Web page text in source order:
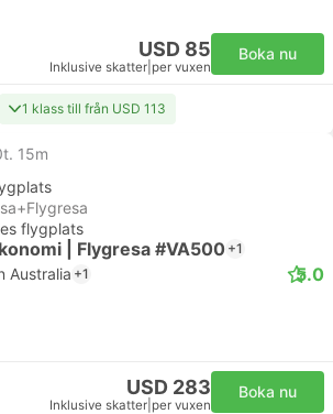
USD 85
Inklusive skatter per vuxen
Boka nu
1 klass till från USD 113
15m
flygplats
| Flygresa #VA500 +1
Australia +1 5.0
USD 283
Inklusive skatter per vuxen
Boka nu